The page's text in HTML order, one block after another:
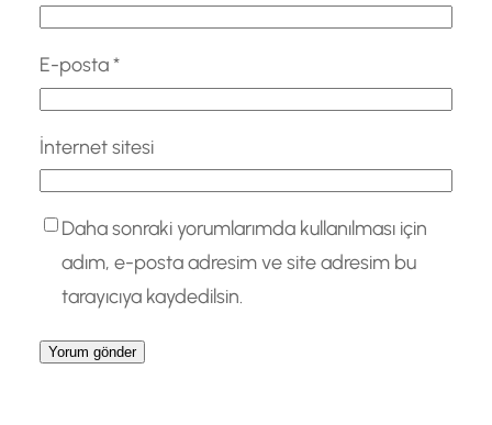
E-posta*
İnternet sitesi
Daha sonraki yorumlarımda kullanılması için
adım, e-posta adresim ve site adresim bu
tarayıcıya kaydedilsin.